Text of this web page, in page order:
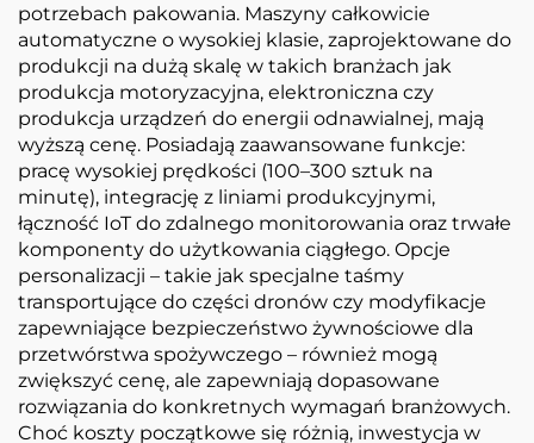
potrzebach pakowania. Maszyny całkowicie
automatyczne o wysokiej klasie, zaprojektowane do
produkcji na dużą skalę w takich branżach jak
produkcja motoryzacyjna, elektroniczna czy
produkcja urządzeń do energii odnawialnej, mają
wyższą cenę. Posiadają zaawansowane funkcje:
pracę wysokiej prędkości (100–300 sztuk na
minutę), integrację z liniami produkcyjnymi,
łączność IoT do zdalnego monitorowania oraz trwałe
komponenty do użytkowania ciągłego. Opcje
personalizacji – takie jak specjalne taśmy
transportujące do części dronów czy modyfikacje
zapewniające bezpieczeństwo żywnościowe dla
przetwórstwa spożywczego – również mogą
zwiększyć cenę, ale zapewniają dopasowane
rozwiązania do konkretnych wymagań branżowych.
Choć koszty początkowe się różnią, inwestycja w